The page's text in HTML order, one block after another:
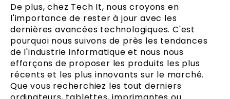
De plus, chez Tech It, nous croyons en
l'importance de rester à jour avec les
dernières avancées technologiques. C'est
pourquoi nous suivons de près les tendances
de l'industrie informatique et nous nous
efforçons de proposer les produits les plus
récents et les plus innovants sur le marché.
Que vous recherchiez les tout derniers